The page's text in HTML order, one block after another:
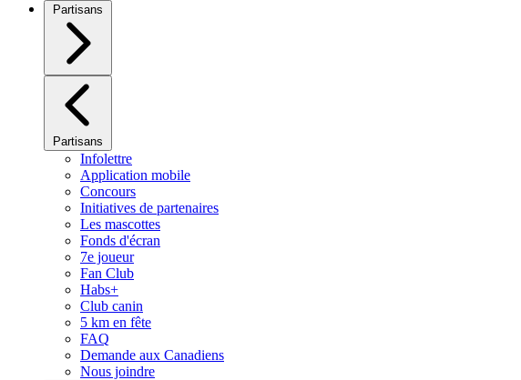
Partisans
Partisans
Infolettre
Application mobile
Concours
Initiatives de partenaires
Les mascottes
Fonds d'écran
7e joueur
Fan Club
Habs+
Club canin
5 km en fête
FAQ
Demande aux Canadiens
Nous joindre